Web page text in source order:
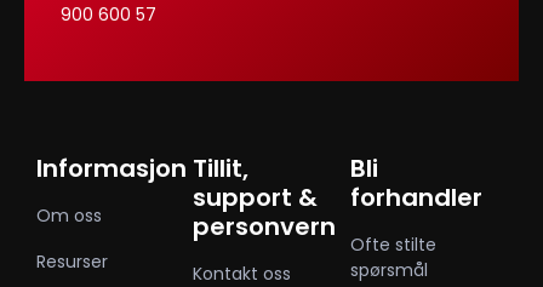
900 600 57
Informasjon
Om oss
Resurser
Tillit,
support &
personvern
Kontakt oss
Bli
forhandler
Ofte stilte
spørsmål